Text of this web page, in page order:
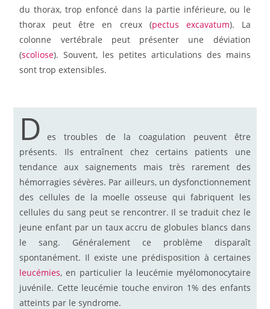
du thorax, trop enfoncé dans la partie inférieure, ou le
thorax peut être en creux (pectus excavatum). La
colonne vertébrale peut présenter une déviation
(scoliose). Souvent, les petites articulations des mains
sont trop extensibles.
D
es troubles de la coagulation peuvent être
présents. Ils entraînent chez certains patients une
tendance aux saignements mais très rarement des
hémorragies sévères. Par ailleurs, un dysfonctionnement
des cellules de la moelle osseuse qui fabriquent les
cellules du sang peut se rencontrer. Il se traduit chez le
jeune enfant par un taux accru de globules blancs dans
le sang. Généralement ce problème disparaît
spontanément. Il existe une prédisposition à certaines
leucémies, en particulier la leucémie myélomonocytaire
juvénile. Cette leucémie touche environ 1% des enfants
atteints par le syndrome.